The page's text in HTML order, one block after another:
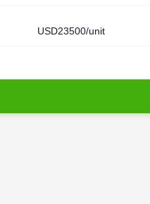
USD23500/unit